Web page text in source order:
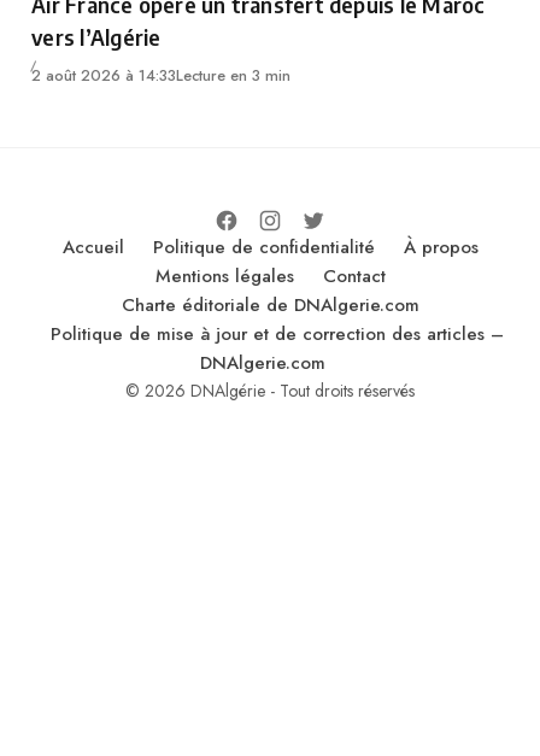
vers l’Algérie
2 août 2026 à 14:33Lecture en 3 min
Accueil Politique de confidentialité
À propos
Mentions légales
Contact
Charte éditoriale de DNAlgerie.com
Politique de mise à jour et de correction des articles –
DNAlgerie.com
© 2026 DNAlgérie - Tout droits réservés